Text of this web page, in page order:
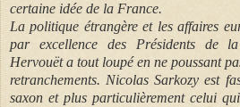
certaine idée de la France.
La politique étrangère et les affaires
par excellence des Présidents de
Hervouët a tout loupé en ne poussant
retranchements. Nicolas Sarkozy est
saxon et plus particulièrement celui